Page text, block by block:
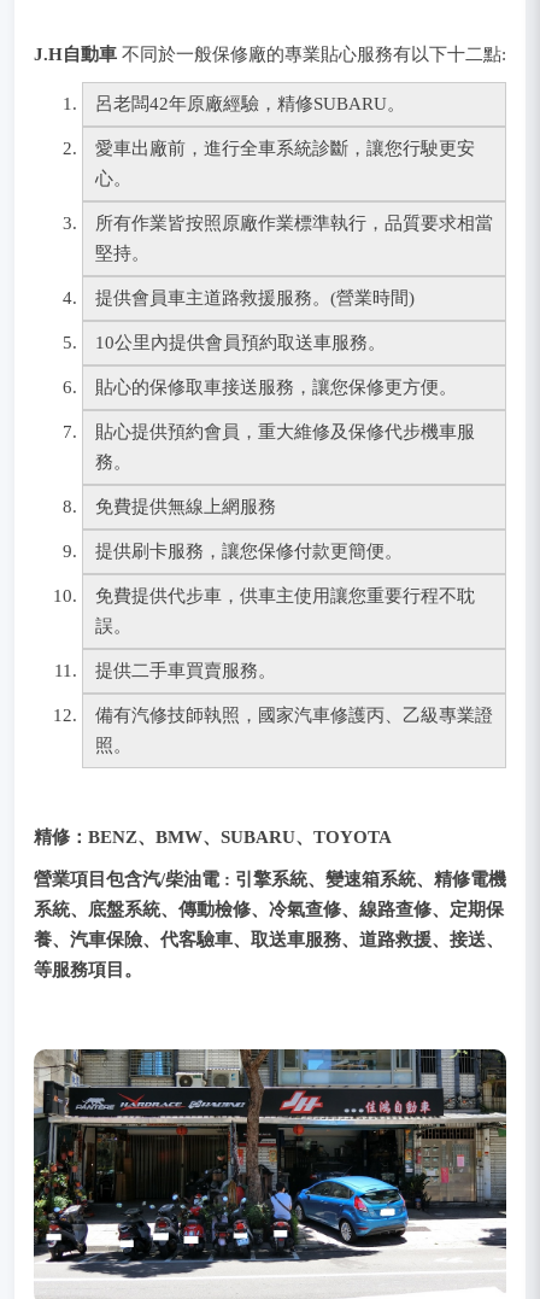
J.H自動車 不同於一般保修廠的專業貼心服務有以下十二點:
呂老闆42年原廠經驗，精修SUBARU。
愛車出廠前，進行全車系統診斷，讓您行駛更安
心。
所有作業皆按照原廠作業標準執行，品質要求相當
堅持。
提供會員車主道路救援服務。(營業時間)
10公里內提供會員預約取送車服務。
貼心的保修取車接送服務，讓您保修更方便。
貼心提供預約會員，重大維修及保修代步機車服
務。
免費提供無線上網服務
提供刷卡服務，讓您保修付款更簡便。
免費提供代步車，供車主使用讓您重要行程不耽
誤。
提供二手車買賣服務。
備有汽修技師執照，國家汽車修護丙、乙級專業證
照。
精修：BENZ、BMW、SUBARU、TOYOTA
營業項目包含汽/柴油電 : 引擎系統、變速箱系統、精修電機
系統、底盤系統、傳動檢修、冷氣查修、線路查修、定期保
養、汽車保險、代客驗車、取送車服務、道路救援、接送、
等服務項目。